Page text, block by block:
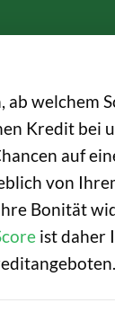
ab welchem
Kredit bei
auf
von
Bonität
ist daher